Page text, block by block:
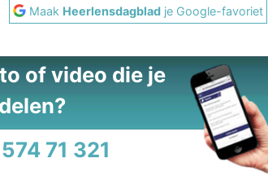
Maak Heerlensdagblad je Google-favoriet
of video die je
71 321